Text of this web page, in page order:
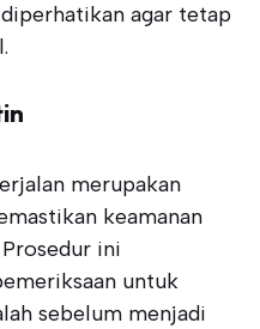
agar tetap
merupakan
keamanan
ini
untuk
sebelum menjadi